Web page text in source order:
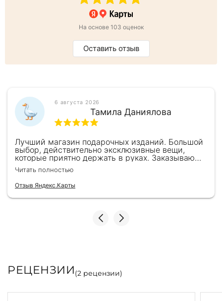
На основе 103 оценок
Оставить отзыв
6 августа 2026
Тамила Даниялова
Лучший магазин подарочных изданий. Большой
выбор, действительно эксклюзивные вещи,
которые приятно держать в руках. Заказываю
здесь уже второй раз для бизнес-партнеров,
всегда всё безупречно — от общения с
консультантами до качества самих книг.
Однозначно рекомендую
Читать полностью
Отзыв Яндекс.Карты
РЕЦЕНЗИИ(2 рецензии)